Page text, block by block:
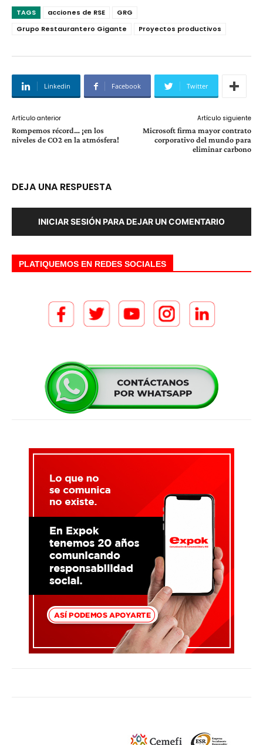
TAGS acciones de RSE
GRG
Grupo Restaurantero Gigante
Proyectos productivos
Linkedin Facebook Twitter
Artículo anterior
Rompemos récord… ¡en los
niveles de CO2 en la atmósfera!
Artículo siguiente
Microsoft firma mayor contrato
corporativo del mundo para
eliminar carbono
DEJA UNA RESPUESTA
INICIAR SESIÓN PARA DEJAR UN COMENTARIO
PLATIQUEMOS EN REDES SOCIALES